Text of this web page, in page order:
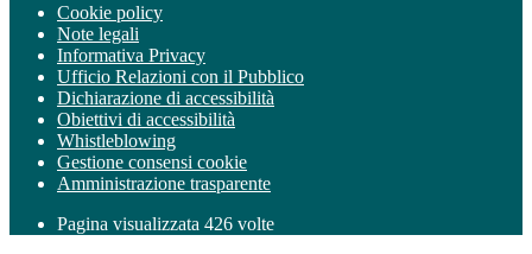
Cookie policy
Note legali
Informativa Privacy
Ufficio Relazioni con il Pubblico
Dichiarazione di accessibilità
Obiettivi di accessibilità
Whistleblowing
Gestione consensi cookie
Amministrazione trasparente
Pagina visualizzata 426 volte